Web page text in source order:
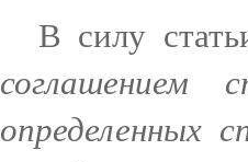
В силу
определенных